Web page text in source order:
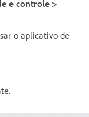
e controle >
o aplicativo de